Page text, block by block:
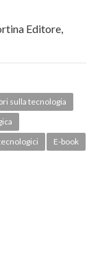
Editore,
sulla tecnologia
E-book